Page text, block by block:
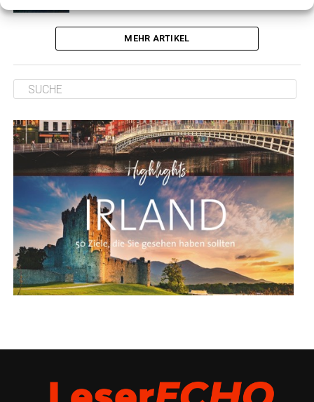
MEHR ARTIKEL